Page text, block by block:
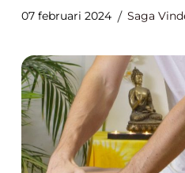
07 februari 2024 Saga